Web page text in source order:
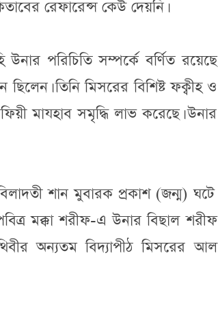
রেফারেন্স কেউ দেয়নি।
পরিচিতি সম্পর্কে বর্ণিত রয়েছে
তিনি মিসরের বিশিষ্ট ফক্বীহ ও
মাযহাব সমৃদ্ধি লাভ করেছে। উনার
শান মুবারক প্রকাশ (জন্ম) ঘটে।
মক্কা শরীফ-এ উনার বিছাল শরীফ
অন্যতম বিদ্যাপীঠ মিসরের আল